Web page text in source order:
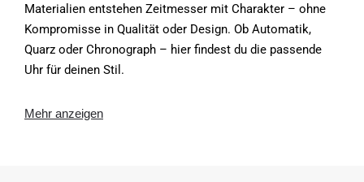
Materialien entstehen Zeitmesser mit Charakter – ohne
Kompromisse in Qualität oder Design. Ob Automatik,
Quarz oder Chronograph – hier findest du die passende
Uhr für deinen Stil.
Mehr anzeigen